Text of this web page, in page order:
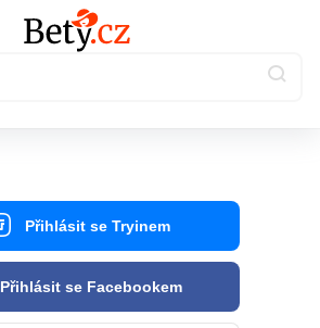
Přihlásit se Tryinem
Přihlásit se Facebookem